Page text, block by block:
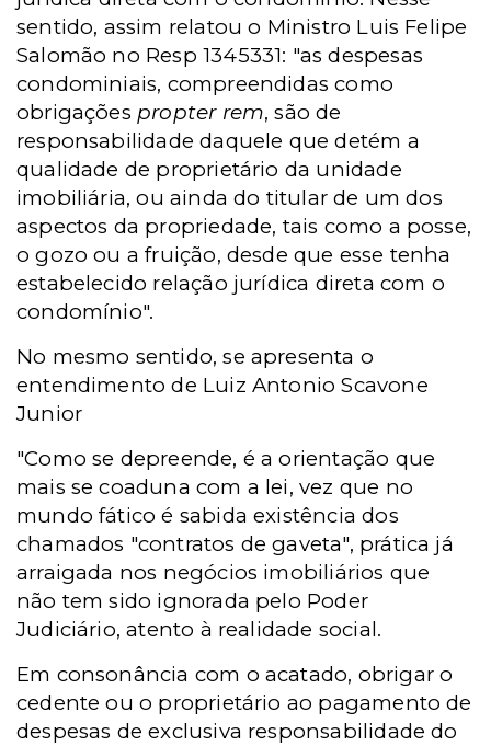
sentido, assim relatou o Ministro Luis Felipe
Salomão no Resp 1345331: "as despesas
condominiais, compreendidas como
obrigações propter rem, são de
responsabilidade daquele que detém a
qualidade de proprietário da unidade
imobiliária, ou ainda do titular de um dos
aspectos da propriedade, tais como a posse,
o gozo ou a fruição, desde que esse tenha
estabelecido relação jurídica direta com o
condomínio".
No mesmo sentido, se apresenta o
entendimento de Luiz Antonio Scavone
Junior
"Como se depreende, é a orientação que
mais se coaduna com a lei, vez que no
mundo fático é sabida existência dos
chamados "contratos de gaveta", prática já
arraigada nos negócios imobiliários que
não tem sido ignorada pelo Poder
Judiciário, atento à realidade social.
Em consonância com o acatado, obrigar o
cedente ou o proprietário ao pagamento de
despesas de exclusiva responsabilidade do